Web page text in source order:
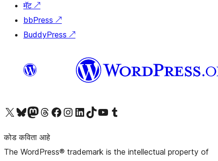
मॅट ↗
bbPress ↗
BuddyPress ↗
आमच्या X (एक्स) (पूर्वीचे ट्विटर) खात्याला भेट द्या आमच्या ब्लूस्की खात्याला भेट द्या.आमच्या Mastodon खात्याला भेट द्या.आमच्या थ्रेड्स खात्याला भेट द्या. आमच्या फेसबुक पेजला भेट द्या आमच्या इंस्टाग्राम खात्याला भेट द्या आमच्या लिंक्डइन खात्याला भेट द्या आमच्या टिकटॉक अकाउंटला भेट द्या.आमच्या यूट्यूब चॅनेलला भेट द्या आमच्या टंबलर खात्याला भेट द्या.
कोड कविता आहे
The WordPress® trademark is the intellectual property of